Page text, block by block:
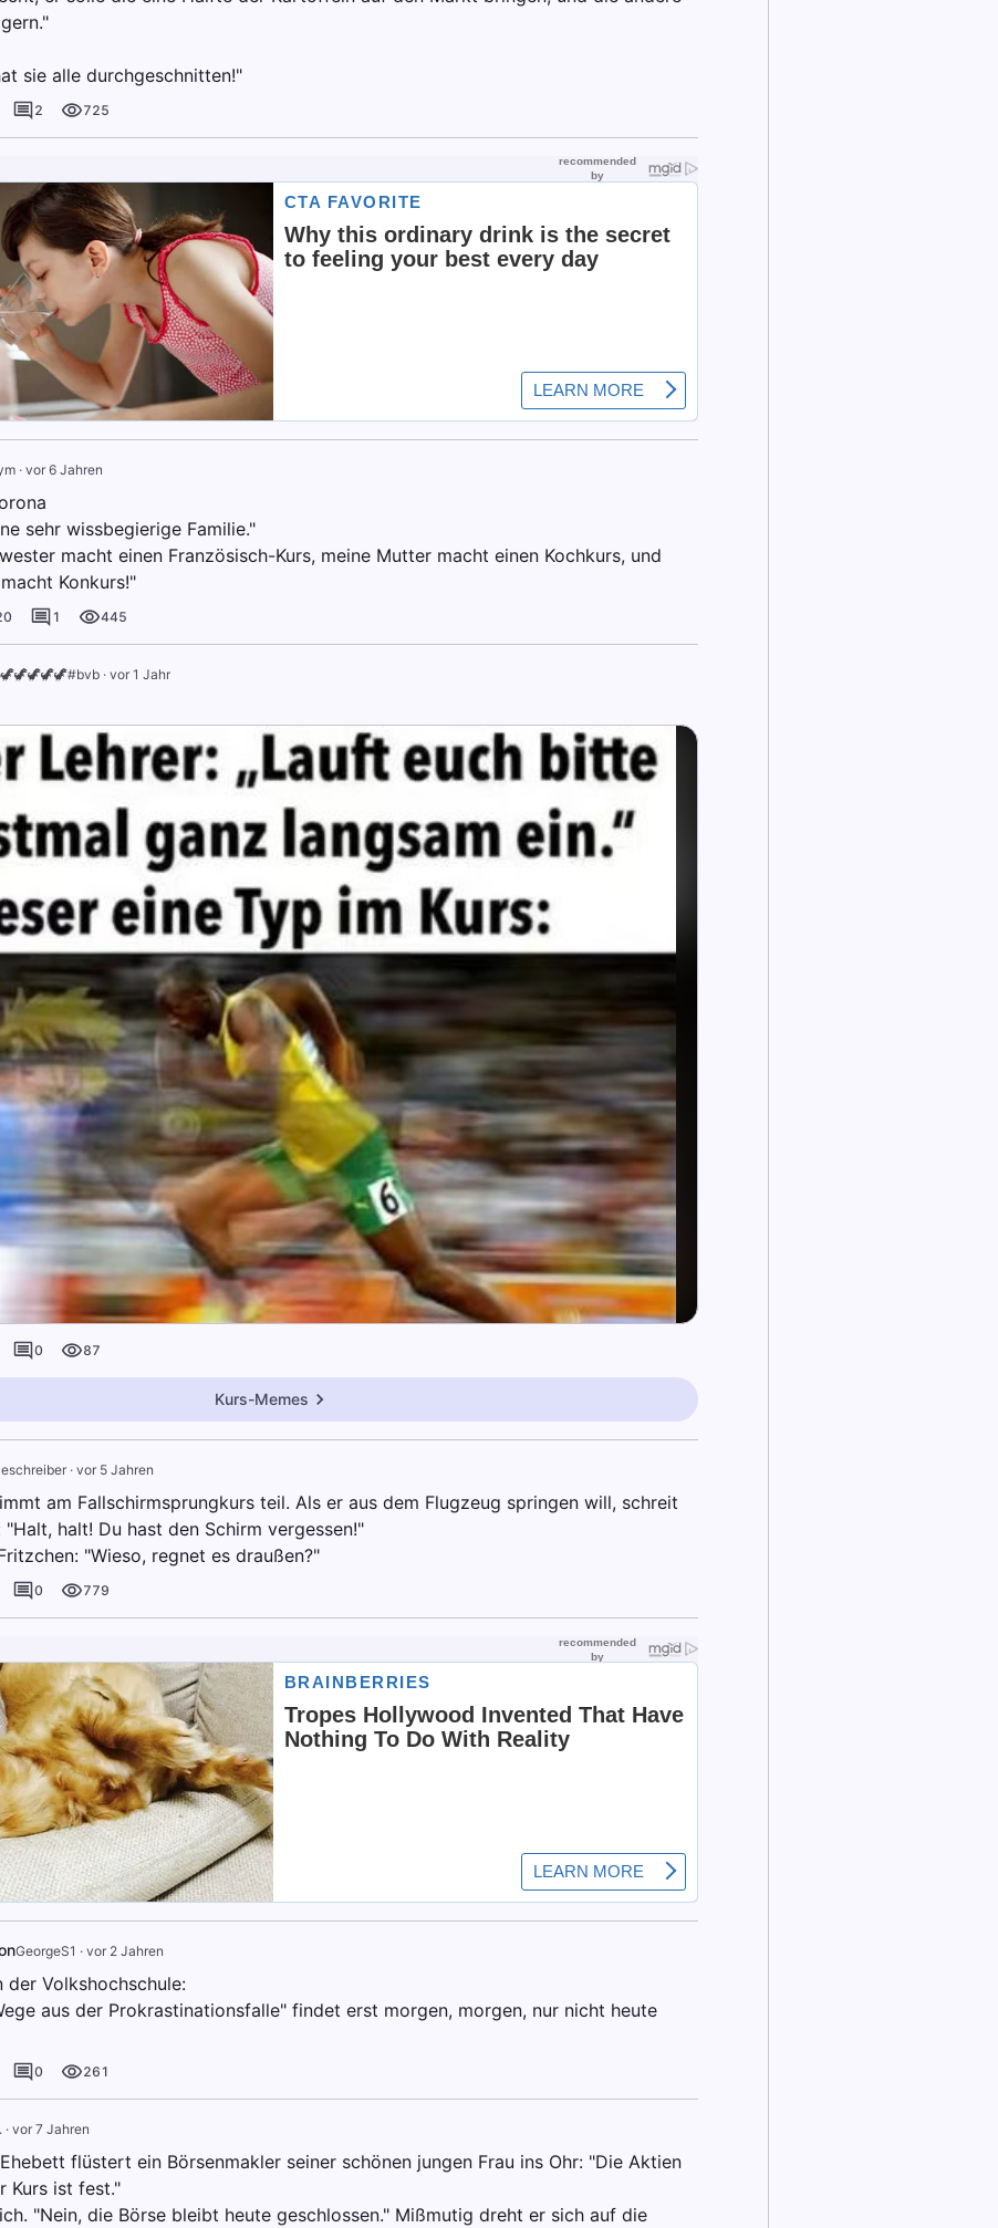
sie alle durchgeschnitten!"
2 725
· vor 6 Jahren
sehr wissbegierige Familie."
macht einen Französisch-Kurs, meine Mutter macht einen Kochkurs, und
Konkurs!"
1 445
· vor 1 Jahr
0 87
Kurs-Memes
· vor 5 Jahren
am Fallschirmsprungkurs teil. Als er aus dem Flugzeug springen will, schreit
"Halt, halt! Du hast den Schirm vergessen!"
"Wieso, regnet es draußen?"
0 779
GeorgeS1 · vor 2 Jahren
der Volkshochschule:
aus der Prokrastinationsfalle" findet erst morgen, morgen, nur nicht heute
0 261
· vor 7 Jahren
flüstert ein Börsenmakler seiner schönen jungen Frau ins Ohr: "Die Aktien
Kurs ist fest."
"Nein, die Börse bleibt heute geschlossen." Mißmutig dreht er sich auf die